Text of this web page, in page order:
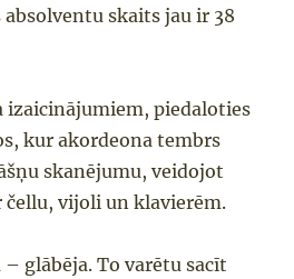
absolventu skaitsjauir 38
izaicinājumiem, piedaloties
kur akordeona tembrs
skanējumu, veidojot
čellu, vijoli un klavierēm.
glābēja. To varētu sacīt